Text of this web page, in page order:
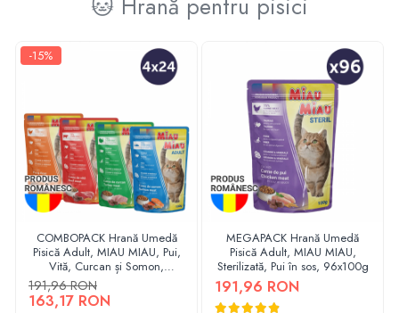
-15%
COMBOPACK Hrană Umedă
Pisică Adult, MIAU MIAU, Pui,
Vită, Curcan și Somon,
96x100g
191,96 RON
163,17 RON
MEGAPACK Hrană Umedă
Pisică Adult, MIAU MIAU,
Sterilizată, Pui în sos, 96x100g
191,96 RON